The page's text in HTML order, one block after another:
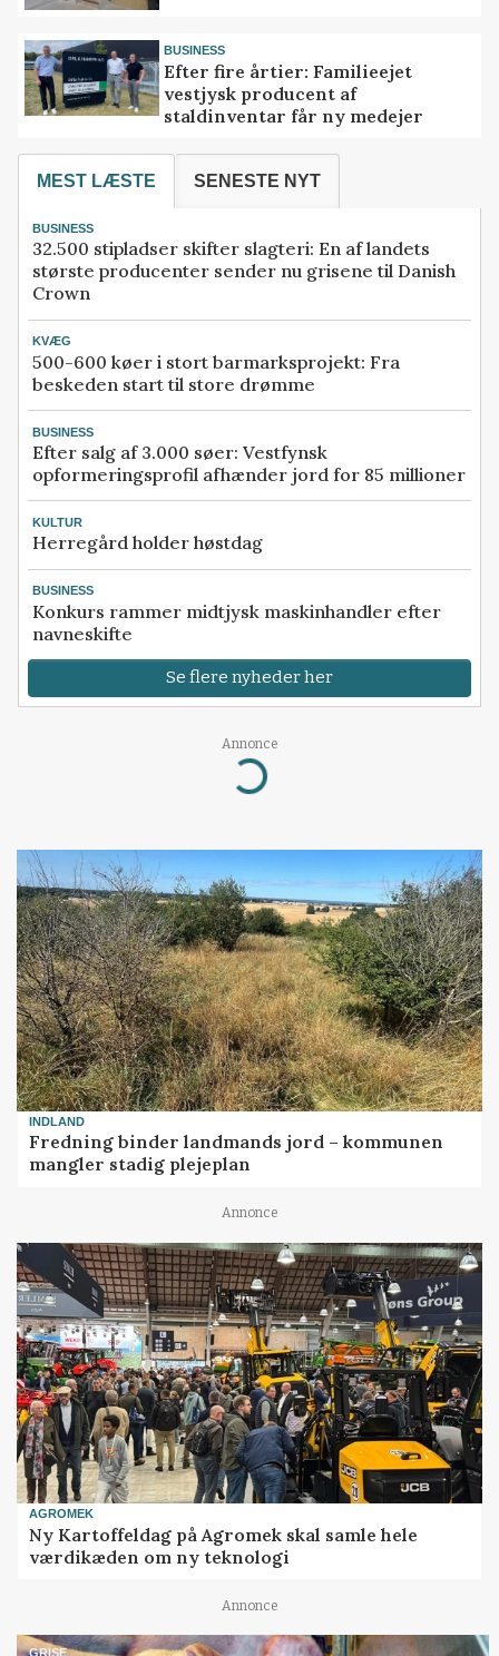
BUSINESS
Efter fire årtier: Familieejet
vestjysk producent af
staldinventar får ny medejer
MEST LÆSTE SENESTE NYT
BUSINESS
32.500 stipladser skifter slagteri: En af landets
største producenter sender nu grisene til Danish
Crown
KVÆG
500-600 køer i stort barmarksprojekt: Fra
beskeden start til store drømme
BUSINESS
Efter salg af 3.000 søer: Vestfynsk
opformeringsprofil afhænder jord for 85 millioner
KULTUR
Herregård holder høstdag
BUSINESS
Konkurs rammer midtjysk maskinhandler efter
navneskifte
Se flere nyheder her
Annonce
Loading...
INDLAND
Fredning binder landmands jord – kommunen
mangler stadig plejeplan
Annonce
AGROMEK
Ny Kartoffeldag på Agromek skal samle hele
værdikæden om ny teknologi
Annonce
GRISE